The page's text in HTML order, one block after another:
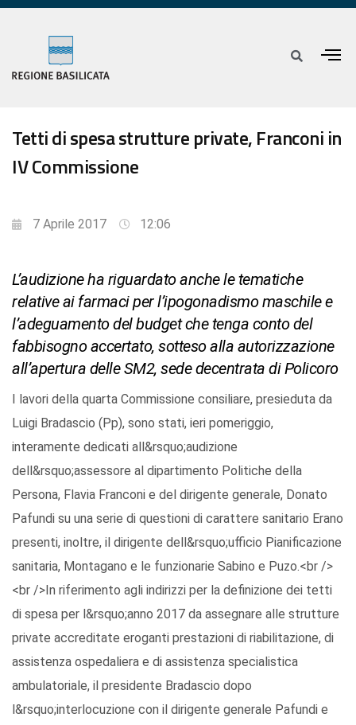
Tetti di spesa strutture private, Franconi in
IV Commissione
7 Aprile 2017 12:06
L’audizione ha riguardato anche le tematiche
relative ai farmaci per l’ipogonadismo maschile e
l’adeguamento del budget che tenga conto del
fabbisogno accertato, sotteso alla autorizzazione
all’apertura delle SM2, sede decentrata di Policoro
I lavori della quarta Commissione consiliare, presieduta da
Luigi Bradascio (Pp), sono stati, ieri pomeriggio,
interamente dedicati all&rsquo;audizione
dell&rsquo;assessore al dipartimento Politiche della
Persona, Flavia Franconi e del dirigente generale, Donato
Pafundi su una serie di questioni di carattere sanitario Erano
presenti, inoltre, il dirigente dell&rsquo;ufficio Pianificazione
sanitaria, Montagano e le funzionarie Sabino e Puzo.<br />
<br />In riferimento agli indirizzi per la definizione dei tetti
di spesa per l&rsquo;anno 2017 da assegnare alle strutture
private accreditate eroganti prestazioni di riabilitazione, di
assistenza ospedaliera e di assistenza specialistica
ambulatoriale, il presidente Bradascio dopo
l&rsquo;interlocuzione con il dirigente generale Pafundi e